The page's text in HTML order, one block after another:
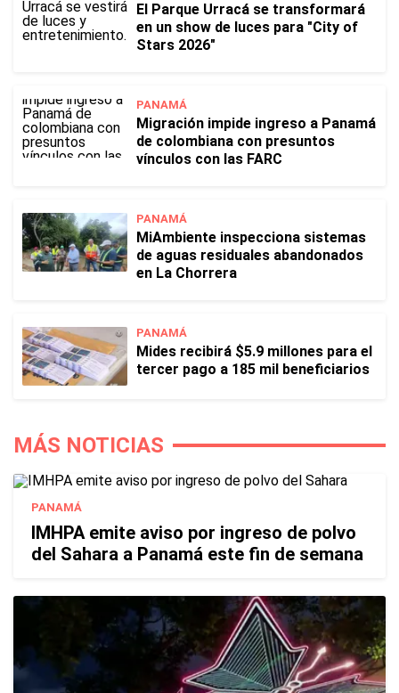
El Parque Urracá se transformará
en un show de luces para "City of
Stars 2026"
PANAMÁ
Migración impide ingreso a Panamá
de colombiana con presuntos
vínculos con las FARC
PANAMÁ
MiAmbiente inspecciona sistemas
de aguas residuales abandonados
en La Chorrera
PANAMÁ
Mides recibirá $5.9 millones para el
tercer pago a 185 mil beneficiarios
MÁS NOTICIAS
PANAMÁ
IMHPA emite aviso por ingreso de polvo
del Sahara a Panamá este fin de semana